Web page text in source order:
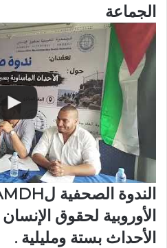
الجماعة
الأوروبية لحقوق
الأحداث بستة ومليلية .